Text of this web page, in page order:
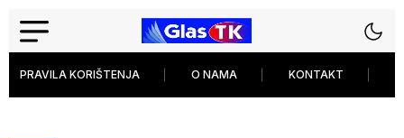
PRAVILA KORIŠTENJA O NAMA KONTAKT